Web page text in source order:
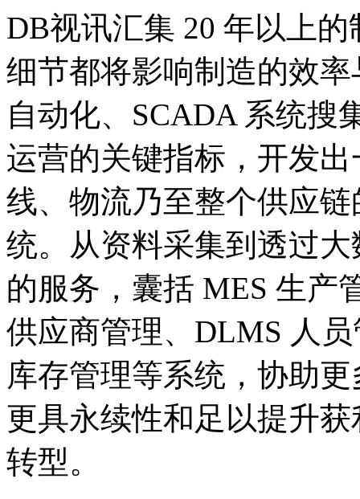
DB视讯汇集 20 年以上的
细节都将影响制造的效率与
自动化、SCADA 系统
运营的关键指标，开发
线、物流乃至整个供
统。从资料采集到透过大
的服务，囊括 MES 生产
供应商管理、DLMS 人员
库存管理等系统，协助
更具永续性和足以提升获
转型。